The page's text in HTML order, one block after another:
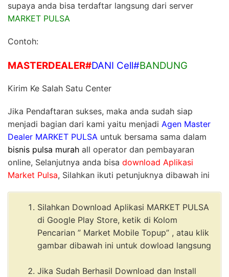
supaya anda bisa terdaftar langsung dari server
MARKET PULSA
Contoh:
MASTERDEALER#DANI Cell#BANDUNG
Kirim Ke Salah Satu Center
Jika Pendaftaran sukses, maka anda sudah siap
menjadi bagian dari kami yaitu menjadi Agen Master
Dealer MARKET PULSA untuk bersama sama dalam
bisnis pulsa murah all operator dan pembayaran
online, Selanjutnya anda bisa download Aplikasi
Market Pulsa, Silahkan ikuti petunjuknya dibawah ini
Silahkan Download Aplikasi MARKET PULSA
di Google Play Store, ketik di Kolom
Pencarian ” Market Mobile Topup” , atau klik
gambar dibawah ini untuk dowload langsung
Jika Sudah Berhasil Download dan Install